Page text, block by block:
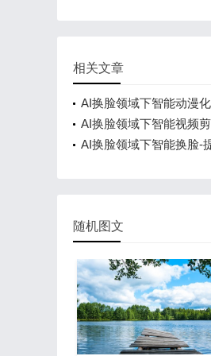
相关文章
AI换脸领域下智能动漫
能
AI换脸领域下智能视频
务
AI换脸领域下智能换脸-
随机图文